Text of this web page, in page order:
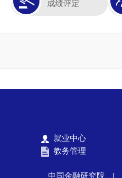
成绩评定
就业中心
教务管理
中国金融研究院 |